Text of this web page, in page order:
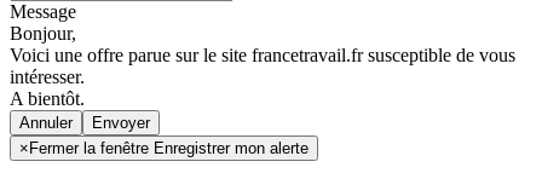
Message
Bonjour,
Voici une offre parue sur le site francetravail.fr susceptible de vous
intéresser.
A bientôt.
Annuler
× Fermer la fenêtre Enregistrer mon alerte